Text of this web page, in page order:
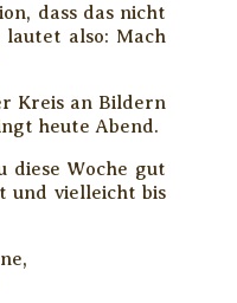
dass das nicht
also: Mach
Kreis an Bildern
heute Abend.
diese Woche gut
und vielleicht bis